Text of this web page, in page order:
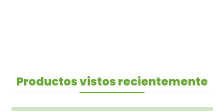
Productos vistos recientemente